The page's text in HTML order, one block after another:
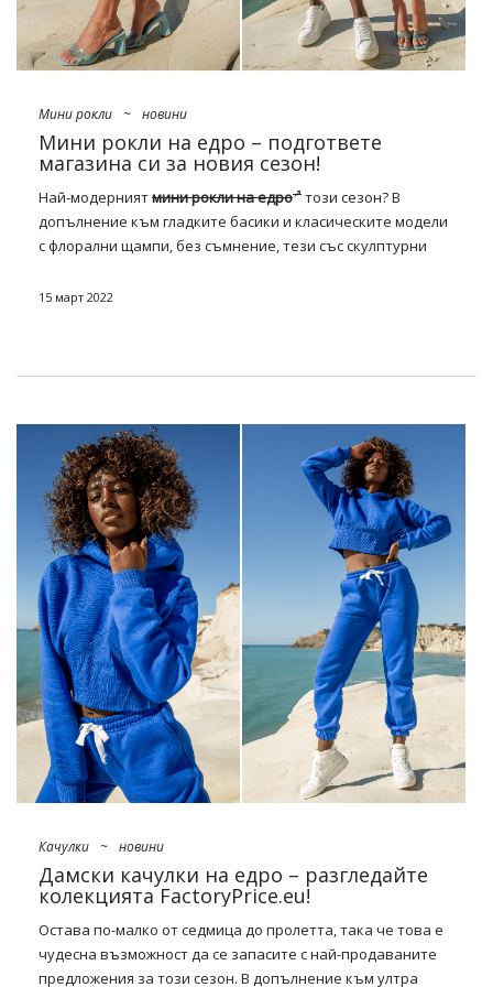
Мини рокли ~ новини
Мини рокли на едро – подгответе
магазина си за новия сезон!
Най-модерниятмини рокли на едро
този сезон? В
допълнение към гладките басики и класическите модели
с флорални щампи, без съмнение, тези със скулптурни
духа на италианския максимализъм, ще бъдат чудесно
пролетта да изберете? Видя ли!
Време е официално да започнем обратното броене до
пролетта! И следователно – оборудвайте магазина си с
най-модернитеевтини мини рокли на едро. Какво?
Представяме ви изчерпателно ръководство за
бестселър модели.
Голямото завръщане: буфки
Това вече не е изненада, но си струва да си припомним
още веднъж – „облачните“ ръкави през този сезон ще
завладеят почти всички модни ревюта. Особено в
комбинация с деликатни …
15 март 2022
Качулки ~ новини
Дамски качулки на едро – разгледайте
колекцията FactoryPrice.eu!
Остава по-малко от седмица до пролетта, така че това е
чудесна възможност да се запасите с най-продаваните
предложения за този сезон. В допълнение към ултра